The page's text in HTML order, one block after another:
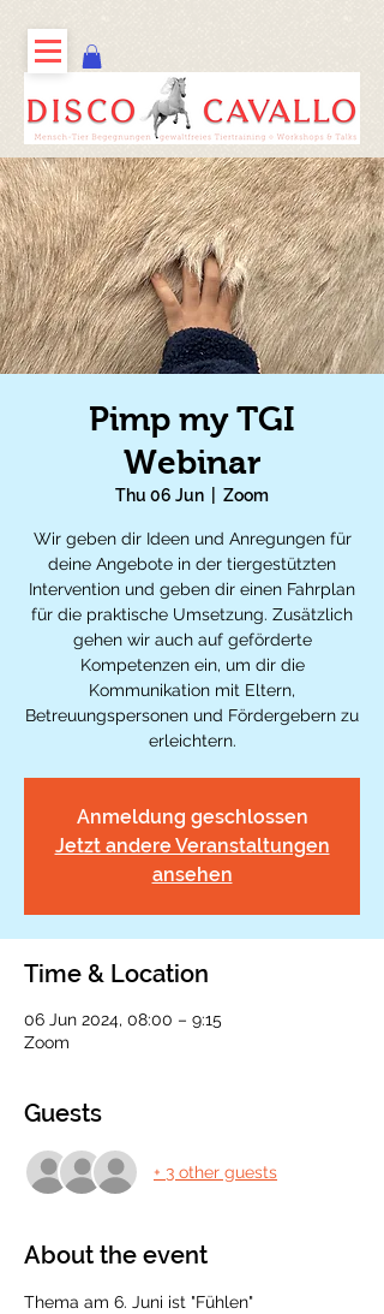
Pimp my TGI
Webinar
Thu 06 Jun Zoom
Wir geben dir Ideen und Anregungen für
deine Angebote in der tiergestützten
Intervention und geben dir einen Fahrplan
für die praktische Umsetzung. Zusätzlich
gehen wir auch auf geförderte
Kompetenzen ein, um dir die
Kommunikation mit Eltern,
Betreuungspersonen und Fördergebern zu
erleichtern.
Anmeldung geschlossen
Jetzt andere Veranstaltungen
ansehen
Time & Location
06 Jun 2024, 08:00 – 9:15
Zoom
Guests
+ 3 other guests
About the event
Thema am 6. Juni ist "Fühlen"